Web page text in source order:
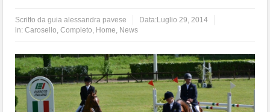
Scritto daguia alessandra pavese Data:Luglio 29, 2014
in:Carosello,Completo, Home, News